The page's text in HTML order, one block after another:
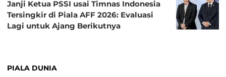
Janji Ketua PSSI usai Timnas Indonesia
Tersingkir di Piala AFF 2026: Evaluasi
Lagi untuk Ajang Berikutnya
PIALA DUNIA